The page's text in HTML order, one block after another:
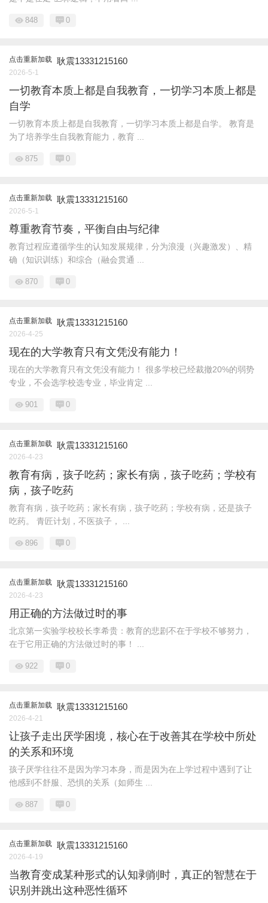
848 0
点击重新加载 耿震13331215160
2026-5-1
一切教育本质上都是自我教育，一切学习本质上都是
自学
一切教育本质上都是自我教育，一切学习本质上都是自学。 教育是
为了培养学生自我教育能力，教育 ...
875 0
点击重新加载 耿震13331215160
2026-5-1
尊重教育节奏，平衡自由与纪律
教育过程应遵循学生的认知发展规律，分为浪漫（兴趣激发）、精
确（知识训练）和综合（融会贯通 ...
870 0
点击重新加载 耿震13331215160
2026-4-25
现在的大学教育只有文凭没有能力！
现在的大学教育只有文凭没有能力！ 很多学校已经裁撤20%的弱势
专业，不会选学校选专业，毕业肯定 ...
901 0
点击重新加载 耿震13331215160
2026-4-23
教育有病，孩子吃药；家长有病，孩子吃药；学校有
病，孩子吃药
教育有病，孩子吃药；家长有病，孩子吃药；学校有病，还是孩子
吃药。 青匠计划，不医孩子， ...
896 0
点击重新加载 耿震13331215160
2026-4-23
用正确的方法做过时的事
北京第一实验学校校长李希贵：教育的悲剧不在于学校不够努力，
在于它用正确的方法做过时的事！ ...
922 0
点击重新加载 耿震13331215160
2026-4-21
让孩子走出厌学困境，核心在于改善其在学校中所处
的关系和环境
孩子厌学往往不是因为学习本身，而是因为在上学过程中遇到了让
他感到不舒服、恐惧的关系（如师生 ...
887 0
点击重新加载 耿震13331215160
2026-4-19
当教育变成某种形式的认知剥削时，真正的智慧在于
识别并跳出这种恶性循环